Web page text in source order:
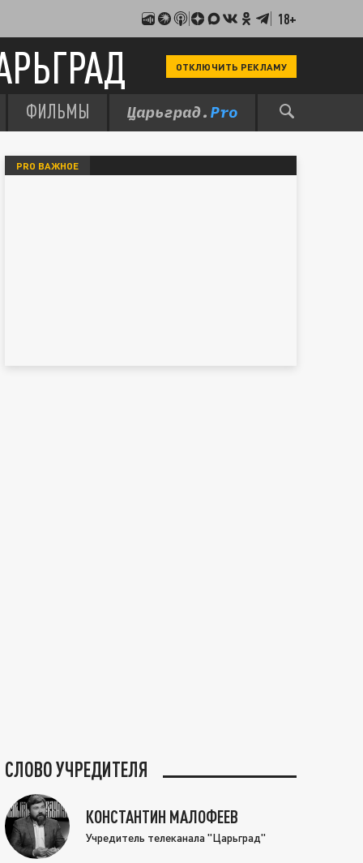
18+
ОТКЛЮЧИТЬ РЕКЛАМУ
ФИЛЬМЫ
PRO ВАЖНОЕ
СЛОВО УЧРЕДИТЕЛЯ
КОНСТАНТИН МАЛОФЕЕВ
Учредитель телеканала "Царьград"